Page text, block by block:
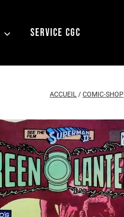
SERVICE CGC
ACCUEIL/COMIC-SHOP